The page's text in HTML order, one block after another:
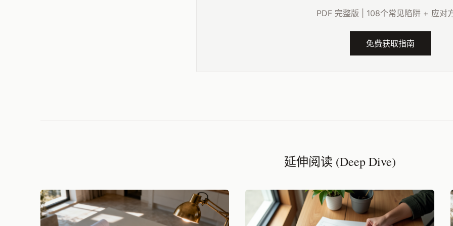
PDF 完整版 | 108个常见陷阱 + 应对
免费获取指南
延伸阅读 (Deep Dive)